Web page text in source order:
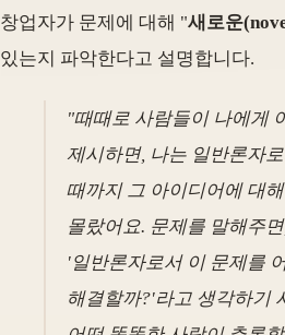
창업자가 문제에 대해 "새로운
있는지 파악한다고 설명합니다.
"때때로 사람들이 나에게
제시하면, 나는 일반론자
때까지 그 아이디어에 대
몰랐어요. 문제를 말해주
'일반론자로서 이 문제를
해결할까?'라고 생각하기